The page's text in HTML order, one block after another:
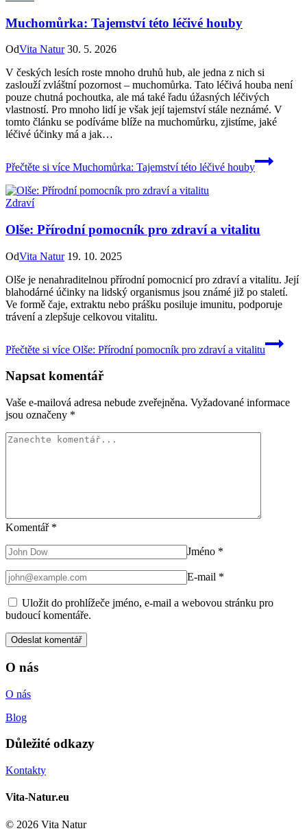
Muchomůrka: Tajemství této léčivé houby
OdVita Natur 30. 5. 2026
V českých lesích ​roste mnoho⁢ druhů⁣ hub, ale jedna z nich ⁣si
zaslouží ​zvláštní pozornost – ⁣muchomůrka.⁣ Tato léčivá houba není
‍pouze ⁣chutná pochoutka, ale má také řadu úžasných ​léčivých‍
vlastností. Pro mnoho lidí je ⁣však její tajemství stále neznámé. V
tomto článku ‌se podíváme blíže na muchomůrku, ​zjistíme, jaké​
léčivé ⁤účinky má a jak…
Přečtěte si více Muchomůrka: Tajemství této léčivé houby
Zdraví
Olše: Přírodní pomocník pro zdraví a vitalitu
OdVita Natur 19. 10. 2025
Olše je nenahraditelnou přírodní pomocnicí pro zdraví a vitalitu. Její
blahodárné účinky na lidský organismus jsou známé již po staletí.
Ve formě čaje, extraktu nebo prášku posiluje imunitu, podporuje
trávení a zlepšuje celkovou vitalitu.
Přečtěte si více Olše: Přírodní pomocník pro zdraví a vitalitu
Napsat komentář
Vaše e-mailová adresa nebude zveřejněna. Vyžadované informace
jsou označeny *
Komentář *
Jméno *
E-mail *
Uložit do prohlížeče jméno, e-mail a webovou stránku pro
budoucí komentáře.
O nás
O nás
Blog
Důležité odkazy
Kontakty
Vita-Natur.eu
© 2026 Vita Natur